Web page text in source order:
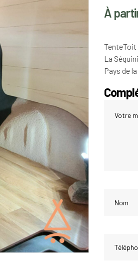
À
TenteToit
La
Pays de